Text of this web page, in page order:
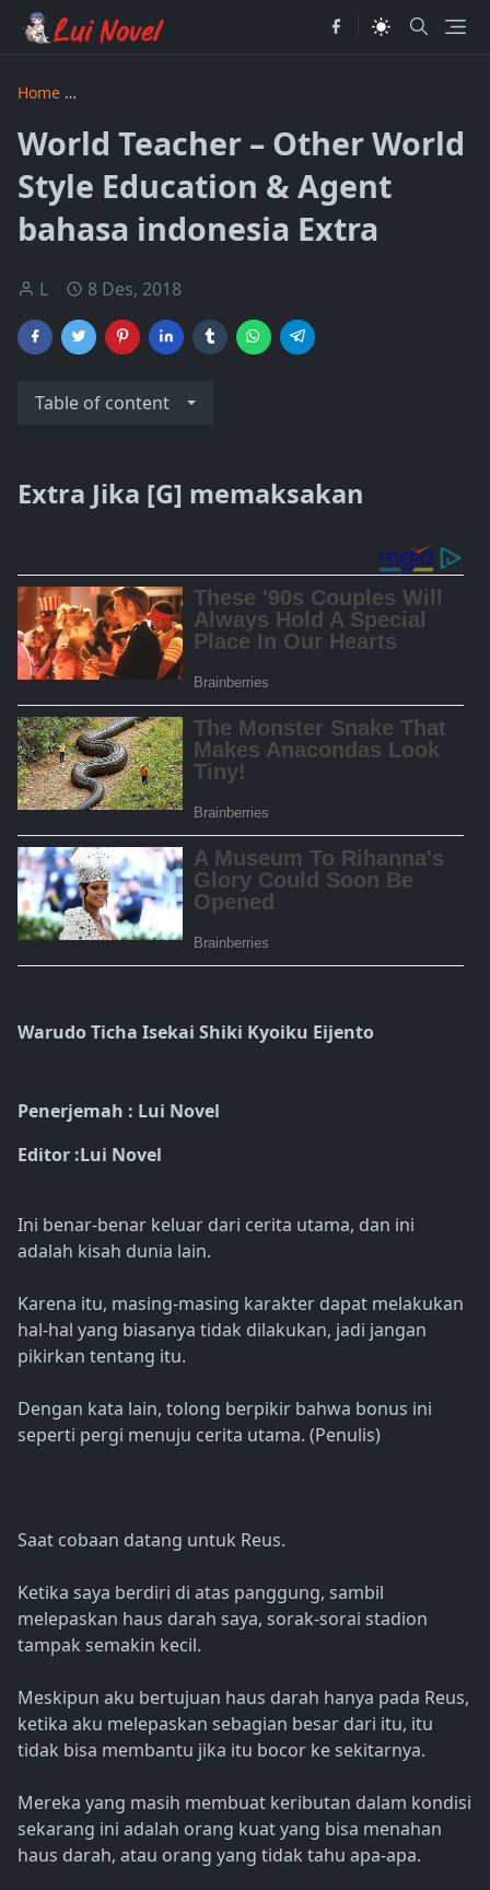
Home
World Teacher – Other World
Style Education & Agent
bahasa indonesia Extra
L 8 Des, 2018
Table of content
Extra Jika [G] memaksakan
Warudo Ticha Isekai Shiki Kyoiku Eijento
Penerjemah : Lui Novel
Editor :Lui Novel
Ini benar-benar keluar dari cerita utama, dan ini
adalah kisah dunia lain.
Karena itu, masing-masing karakter dapat melakukan
hal-hal yang biasanya tidak dilakukan, jadi jangan
pikirkan tentang itu.
Dengan kata lain, tolong berpikir bahwa bonus ini
seperti pergi menuju cerita utama. (Penulis)
Saat cobaan datang untuk Reus.
Ketika saya berdiri di atas panggung, sambil
melepaskan haus darah saya, sorak-sorai stadion
tampak semakin kecil.
Meskipun aku bertujuan haus darah hanya pada Reus,
ketika aku melepaskan sebagian besar dari itu, itu
tidak bisa membantu jika itu bocor ke sekitarnya.
Mereka yang masih membuat keributan dalam kondisi
sekarang ini adalah orang kuat yang bisa menahan
haus darah, atau orang yang tidak tahu apa-apa.